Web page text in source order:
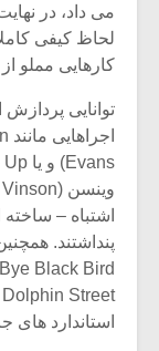
می داد، در
لحاظ کیفی
کارهایی مملو
توانایی پردازش
Evans) و یا Tune Up از ادی
اشتباه – ساخته
Bye Black Bird یا On Green
استاندارد های